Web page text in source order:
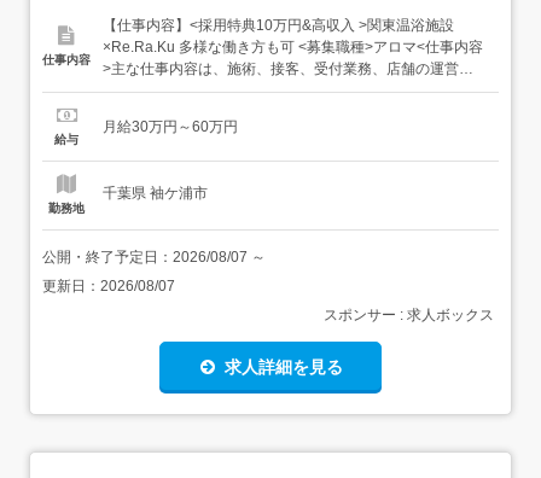
仕事内容
【仕事内容】<採用特典10万円&高収入 >関東温浴施設
×Re.Ra.Ku 多様な働き方も可 <募集職種>アロマ<仕事内容
>主な仕事内容は、施術、接客、受付業務、店舗の運営業
務となります。 施術メニューはボディケア・フットケア
ど 店舗運営業務として、予約受付・会計(金銭管理)・店舗
給与
月給30万円～60万円
勤務地
千葉県 袖ケ浦市
公開・終了予定日： 2026/08/07 ～
更新日： 2026/08/07
スポンサー : 求人ボックス
求人詳細を見る